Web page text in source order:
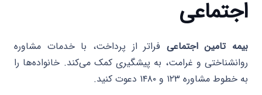
اجتماعی
بیمه تامین اجتماعی فراتر از پرداخت، با خدمات مشاوره
روانشناختی و غرامت، به پیشگیری کمک می‌کند. خانواده‌ها را
به خطوط مشاوره ۱۲۳ و ۱۴۸۰ دعوت کنید.